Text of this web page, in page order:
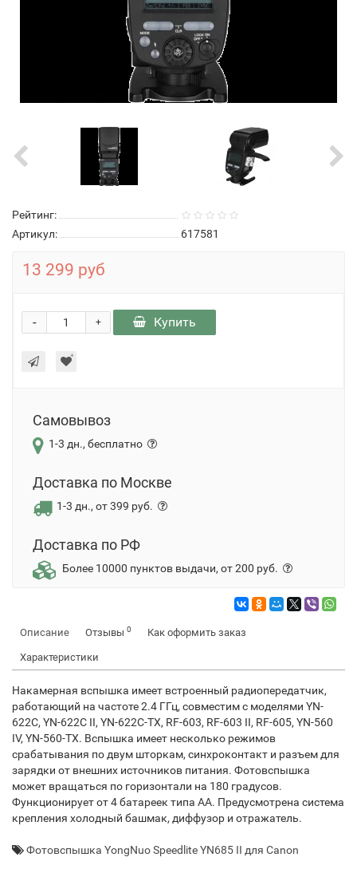
Рейтинг:
Артикул:
617581
13 299 руб
+
- Купить
Самовывоз
1-3 дн., бесплатно
Доставка по Москве
1-3 дн., от 399 руб.
Доставка по РФ
Более 10000 пунктов выдачи, от 200 руб.
Описание Отзывы 0 Как оформить заказ
Характеристики
Накамерная вспышка имеет встроенный радиопередатчик,
работающий на частоте 2.4 ГГц, совместим с моделями YN-
622C, YN-622C II, YN-622C-TX, RF-603, RF-603 II, RF-605, YN-560
IV, YN-560-TX. Вспышка имеет несколько режимов
срабатывания по двум шторкам, синхроконтакт и разъем для
зарядки от внешних источников питания. Фотовспышка
может вращаться по горизонтали на 180 градусов.
Функционирует от 4 батареек типа АА. Предусмотрена система
крепления холодный башмак, диффузор и отражатель.
Фотовспышка YongNuo Speedlite YN685 II для Canon